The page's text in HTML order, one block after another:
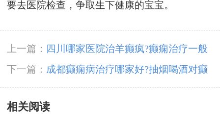
要去医院检查，争取生下健康的宝宝。
上一篇：
四川哪家医院治羊癫疯?癫痫治疗一般
多少钱?
下一篇： 成都癫痫病治疗哪家好?抽烟喝酒对癫
痫患者有什么危害?
相关阅读